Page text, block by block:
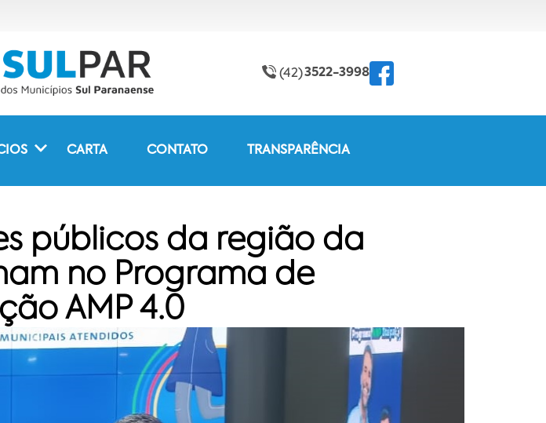
(42)3522-3998
CARTA CONTATO TRANSPARÊNCIA
públicos da região da
no Programa de
AMP 4.0